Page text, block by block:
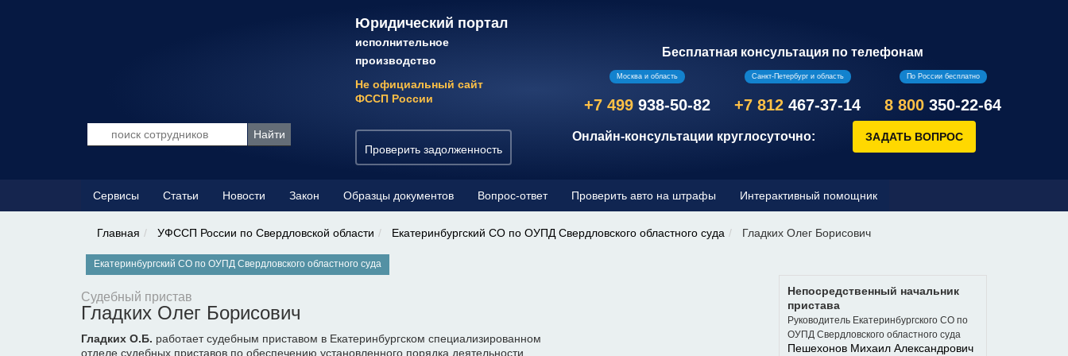
Юридический портал
исполнительное
производство
Не официальный сайт
ФССП России
Проверить задолженность
Бесплатная консультация по телефонам
Москва и область
+7 499 938-50-82
Санкт-Петербург и область
+7 812 467-37-14
По России бесплатно
8 800 350-22-64
Онлайн-консультации круглосуточно:
Сервисы Статьи Новости Закон Образцы документов Вопрос-ответ Проверить авто на штрафы Интерактивный помощник
Главная УФССП России по Свердловской области Екатеринбургский СО по ОУПД Свердловского областного суда Гладких Олег Борисович
Екатеринбургский СО по ОУПД Свердловского областного суда
Судебный пристав
Гладких Олег Борисович
Гладких О.Б. работает судебным приставом в Екатеринбургском специализированном
отделе судебных приставов по обеспечению установленного порядка деятельности
Непосредственный начальник
пристава
Руководитель Екатеринбургского СО по
ОУПД Свердловского областного суда
Пешехонов Михаил Александрович